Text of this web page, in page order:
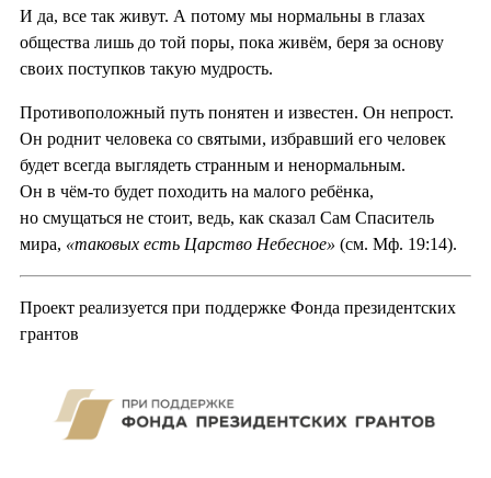
И да, все так живут. А потому мы нормальны в глазах
общества лишь до той поры, пока живём, беря за основу
своих поступков такую мудрость.
Противоположный путь понятен и известен. Он непрост.
Он роднит человека со святыми, избравший его человек
будет всегда выглядеть странным и ненормальным.
Он в чём-то будет походить на малого ребёнка,
но смущаться не стоит, ведь, как сказал Сам Спаситель
мира, «таковых есть Царство Небесное» (см. Мф. 19:14).
Проект реализуется при поддержке Фонда президентских
грантов